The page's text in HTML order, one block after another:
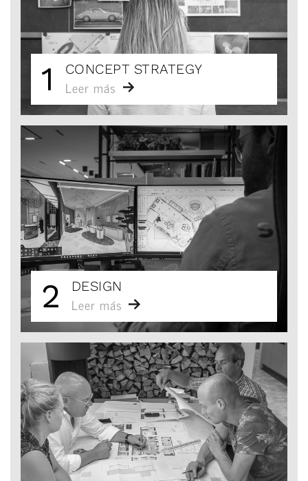
1 CONCEPT STRATEGY
Leer más
2 DESIGN
Leer más